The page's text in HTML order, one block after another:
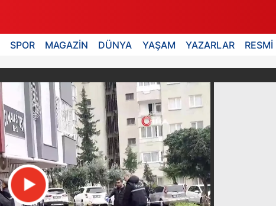
SPOR MAGAZİN DÜNYA YAŞAM YAZARLAR